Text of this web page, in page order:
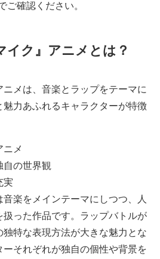
ご確認ください。
イク』アニメとは？
ニメは、音楽とラップをテーマに
魅力あふれるキャラクターが特徴
ニメ
自の世界観
実
音楽をメインテーマにしつつ、人
扱った作品です。ラップバトルが
特な表現方法が大きな魅力とな
ーそれぞれが独自の個性や背景を